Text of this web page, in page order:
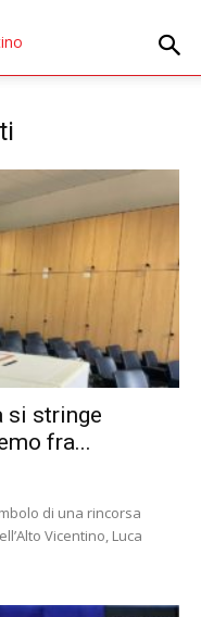
si stringe
fra...
di una rincorsa
Vicentino, Luca